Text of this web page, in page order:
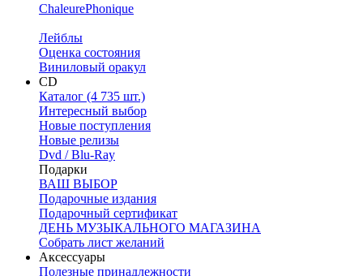
ChaleurePhonique
Лейблы
Оценка состояния
Виниловый оракул
CD
Каталог (4 735 шт.)
Интересный выбор
Новые поступления
Новые релизы
Dvd / Blu-Ray
Подарки
ВАШ ВЫБОР
Подарочные издания
Подарочный сертификат
ДЕНЬ МУЗЫКАЛЬНОГО МАГАЗИНА
Собрать лист желаний
Аксессуары
Полезные принадлежности